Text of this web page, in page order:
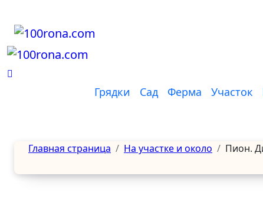
содержанию
Грядки Сад Ферма Участок
Главная страница На участке и около Пион.